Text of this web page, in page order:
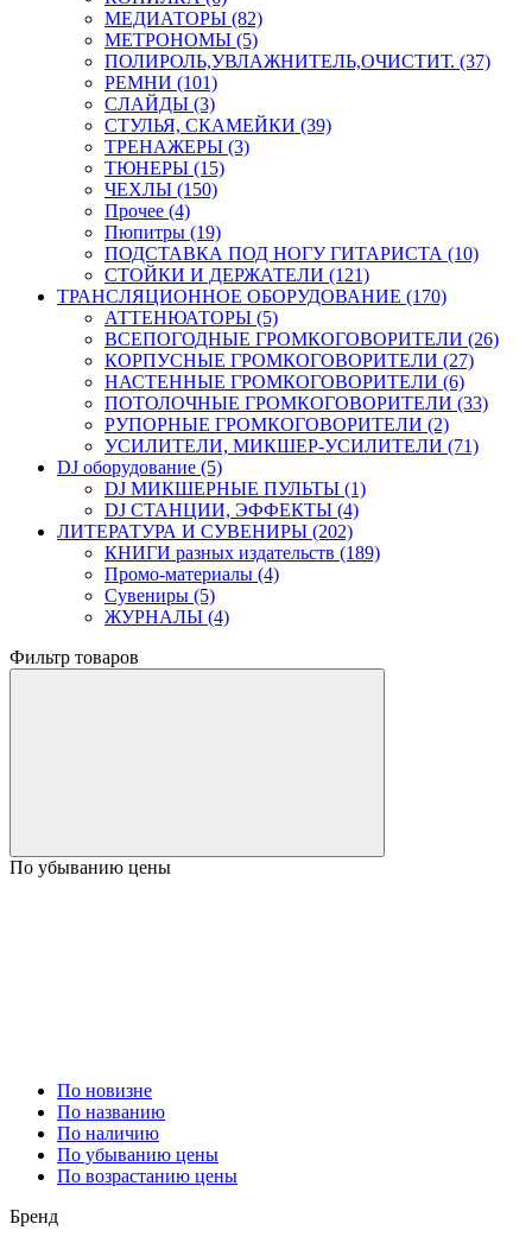
МЕДИАТОРЫ (82)
МЕТРОНОМЫ (5)
ПОЛИРОЛЬ,УВЛАЖНИТЕЛЬ,ОЧИСТИТ. (37)
РЕМНИ (101)
СЛАЙДЫ (3)
СТУЛЬЯ, СКАМЕЙКИ (39)
ТРЕНАЖЕРЫ (3)
ТЮНЕРЫ (15)
ЧЕХЛЫ (150)
Прочее (4)
Пюпитры (19)
ПОДСТАВКА ПОД НОГУ ГИТАРИСТА (10)
СТОЙКИ И ДЕРЖАТЕЛИ (121)
ТРАНСЛЯЦИОННОЕ ОБОРУДОВАНИЕ (170)
АТТЕНЮАТОРЫ (5)
ВСЕПОГОДНЫЕ ГРОМКОГОВОРИТЕЛИ (26)
КОРПУСНЫЕ ГРОМКОГОВОРИТЕЛИ (27)
НАСТЕННЫЕ ГРОМКОГОВОРИТЕЛИ (6)
ПОТОЛОЧНЫЕ ГРОМКОГОВОРИТЕЛИ (33)
РУПОРНЫЕ ГРОМКОГОВОРИТЕЛИ (2)
УСИЛИТЕЛИ, МИКШЕР-УСИЛИТЕЛИ (71)
DJ оборудование (5)
DJ МИКШЕРНЫЕ ПУЛЬТЫ (1)
DJ СТАНЦИИ, ЭФФЕКТЫ (4)
ЛИТЕРАТУРА И СУВЕНИРЫ (202)
КНИГИ разных издательств (189)
Промо-материалы (4)
Сувениры (5)
ЖУРНАЛЫ (4)
Фильтр товаров
По убыванию цены
По новизне
По названию
По наличию
По убыванию цены
По возрастанию цены
Бренд